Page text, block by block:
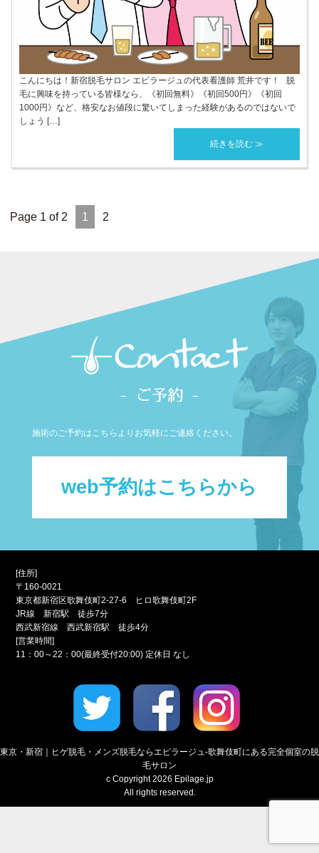
こんにちは！新宿脱毛サロン エピラージュの代表看護師 荒井です！ 脱
毛に興味を持っている皆様なら、《初回無料》《初回500円》《初回
1000円》など、格安なお値段に驚いてしまった経験があるのではないで
しょう […]
続きを読む ≫
Page 1 of 2 1 2
施術のご予約はこちらよりお気軽にご連絡ください。
web予約はこちらから
[住所]
〒160-0021
東京都新宿区歌舞伎町2-27-6 ヒロ歌舞伎町2F
JR線 新宿駅 徒歩7分
西武新宿線 西武新宿駅 徒歩4分
[営業時間]
11：00～22：00(最終受付20:00) 定休日 なし
東京・新宿｜ヒゲ脱毛・メンズ脱毛ならエピラージュ-歌舞伎町にある完全個室の脱
毛サロン
c Copyright 2026 Epilage.jp
All rights reserved.